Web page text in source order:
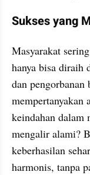
Sukses yang
Masyarakat
hanya bisa diraih
dan pengorbanan
mempertanyakan
keindahan dalam
mengalir alami?
keberhasilan
harmonis, tanpa